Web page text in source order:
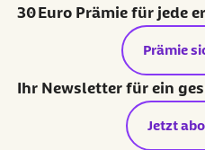
30 Euro Prämie für jede
externer
Prämie
Ihr Newsletter für ein
Jetzt